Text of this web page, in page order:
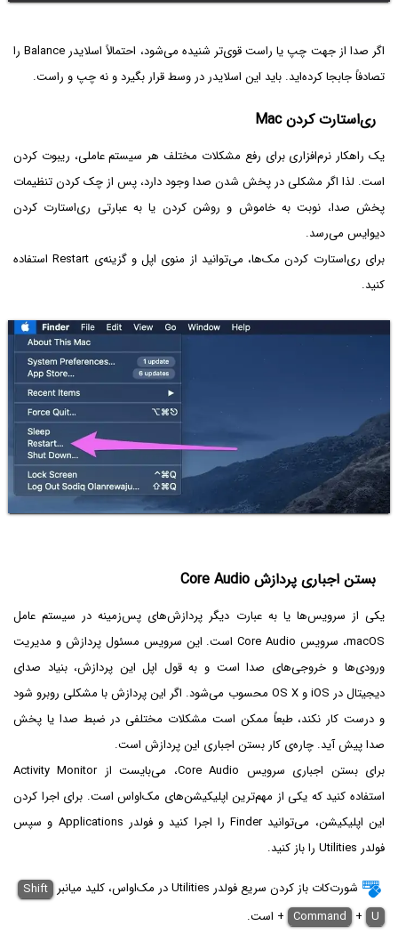
اگر صدا از جهت چپ یا راست قوی‌تر شنیده می‌شود، احتمالاً اسلایدر Balance را
تصادفاً جابجا کرده‌اید. باید این اسلایدر در وسط قرار بگیرد و نه چپ و راست.
ری‌استارت کردن Mac
یک راهکار نرم‌افزاری برای رفع مشکلات مختلف هر سیستم عاملی، ریبوت کردن
است. لذا اگر مشکلی در پخش شدن صدا وجود دارد، پس از چک کردن تنظیمات
پخش صدا، نوبت به خاموش و روشن کردن یا به عبارتی ری‌استارت کردن
دیوایس می‌رسد.
برای ری‌استارت کردن مک‌ها، می‌توانید از منوی اپل و گزینه‌ی Restart استفاده
کنید.
بستن اجباری پردازش Core Audio
یکی از سرویس‌ها یا به عبارت دیگر پردازش‌های پس‌زمینه در سیستم عامل
macOS، سرویس Core Audio است. این سرویس مسئول پردازش و مدیریت
ورودی‌ها و خروجی‌های صدا است و به قول اپل این پردازش، بنیاد صدای
دیجیتال در iOS و OS X محسوب می‌شود. اگر این پردازش با مشکلی روبرو شود
و درست کار نکند، طبعاً ممکن است مشکلات مختلفی در ضبط صدا یا پخش
صدا پیش آید. چاره‌ی کار بستن اجباری این پردازش است.
برای بستن اجباری سرویس Core Audio، می‌بایست از Activity Monitor
استفاده کنید که یکی از مهم‌ترین اپلیکیشن‌های مک‌او‌اس است. برای اجرا کردن
این اپلیکیشن، می‌توانید Finder را اجرا کنید و فولدر Applications و سپس
فولدر Utilities را باز کنید.
شورت‌کات باز کردن سریع فولدر Utilities در مک‌او‌اس، کلید میانبر
Shift
+ Command + U است.